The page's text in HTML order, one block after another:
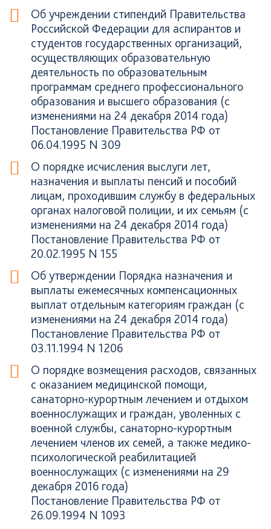
Об учреждении стипендий Правительства
Российской Федерации для аспирантов и
студентов государственных организаций,
осуществляющих образовательную
деятельность по образовательным
программам среднего профессионального
образования и высшего образования (с
изменениями на 24 декабря 2014 года)
Постановление Правительства РФ от
06.04.1995 N 309
О порядке исчисления выслуги лет,
назначения и выплаты пенсий и пособий
лицам, проходившим службу в федеральных
органах налоговой полиции, и их семьям (с
изменениями на 24 декабря 2014 года)
Постановление Правительства РФ от
20.02.1995 N 155
Об утверждении Порядка назначения и
выплаты ежемесячных компенсационных
выплат отдельным категориям граждан (с
изменениями на 24 декабря 2014 года)
Постановление Правительства РФ от
03.11.1994 N 1206
О порядке возмещения расходов, связанных
с оказанием медицинской помощи,
санаторно-курортным лечением и отдыхом
военнослужащих и граждан, уволенных с
военной службы, санаторно-курортным
лечением членов их семей, а также медико-
психологической реабилитацией
военнослужащих (с изменениями на 29
декабря 2016 года)
Постановление Правительства РФ от
26.09.1994 N 1093